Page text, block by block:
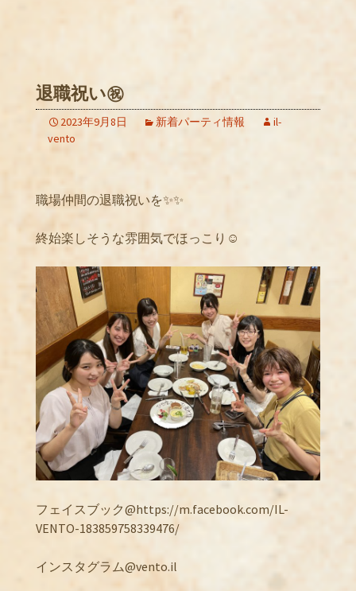
退職祝い㊗️
2023年9月8日 新着パーティ情報
il-
vento
職場仲間の退職祝いを✨✨
終始楽しそうな雰囲気でほっこり☺️
フェイスブック@https://m.facebook.com/IL-
VENTO-183859758339476/
インスタグラム@vento.il